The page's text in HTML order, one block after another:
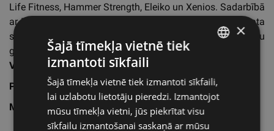
Life Fitness, Hammer Strength, Eleiko un Xenios. Sadarbībā
ar Fit Interiors mēs izveidojām skaistus un dabiska izskata
skapīšus ģērbtuvē, kā arī recepcijā ierīkojām modernu
galdu.
Valsts
: Somija
Pilsēta
: Kuopio
Mājaslapa
: https://www.kuntokeskusenergy.com/
ENGLISH
RUSSIAN
×
Šajā tīmekļa vietnē tiek
izmantoti sīkfaili
Šajā tīmekļa vietnē tiek izmantoti sīkfaili,
lai uzlabotu lietotāju pieredzi. Izmantojot
mūsu tīmekļa vietni, jūs piekrītat visu
sīkfailu izmantošanai saskaņā ar mūsu